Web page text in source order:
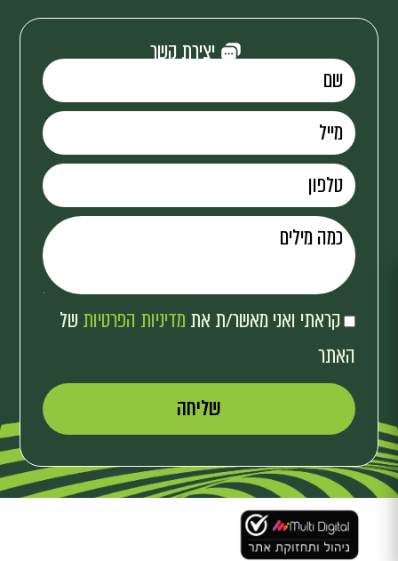
יצירת קשר
קראתי ואני מאשר/ת את מדיניות הפרטיות של
האתר
שליחה